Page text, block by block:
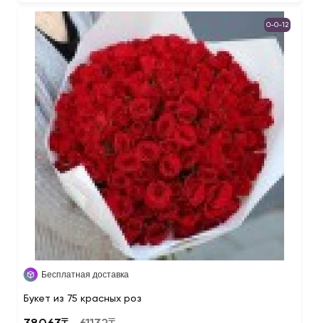
0-0-12
Бесплатная доставка
Букет из 75 красных роз